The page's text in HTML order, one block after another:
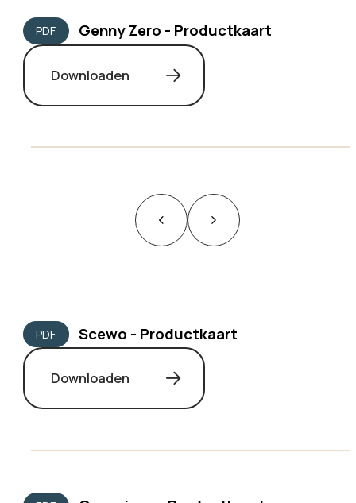
PDF Genny Zero - Productkaart
Downloaden
PDF Scewo - Productkaart
Downloaden